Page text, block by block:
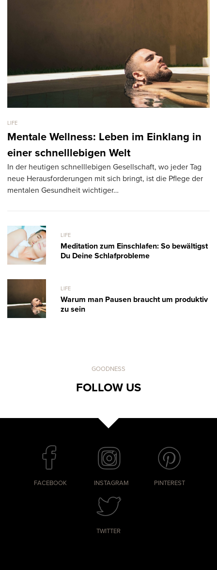
LIFE
Mentale Wellness: Leben im Einklang in
einer schnelllebigen Welt
In der heutigen schnelllebigen Gesellschaft, wo jeder Tag
neue Herausforderungen mit sich bringt, ist die Pflege der
mentalen Gesundheit wichtiger…
LIFE
Meditation zum Einschlafen: So bewältigst
Du Deine Schlafprobleme
LIFE
Warum man Pausen braucht um produktiv
zu sein
GOODNESS
FOLLOW US
FACEBOOK INSTAGRAM PINTEREST
TWITTER